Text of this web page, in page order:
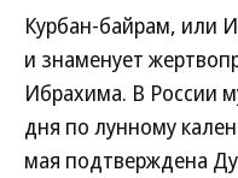
Курбан-байрам, или
и знаменует
Ибрахима. В России
дня по лунному
мая подтверждена